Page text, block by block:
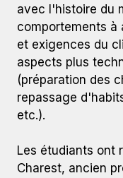
Jurick,
L’honorable Liza
de l’ITHQ; Clarence
avec l'histoire du
comportements à
et exigences du
aspects plus
(préparation des
repassage
etc.).
Les étudiants ont
Charest, ancien